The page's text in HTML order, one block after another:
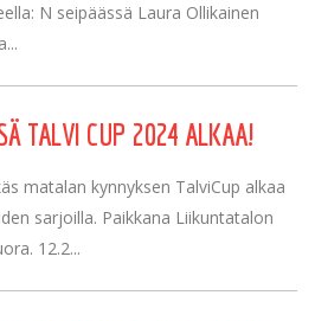
N seipäässä Laura Ollikainen
TALVI CUP 2024 ALKAA!
matalan kynnyksen TalviCup alkaa
sarjoilla. Paikkana Liikuntatalon
12.2...